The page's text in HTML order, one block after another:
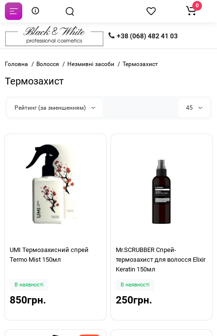
+38 (068) 482 41 03
0
Головна Волосся Незмивні засоби Термозахист
Термозахист
Рейтинг (за зменшенням) 45
UMI Термозахисний спрей
Termo Mist 150мл
В наявності
850грн.
Mr.SCRUBBER Спрей-
термозахист для волосся Elixir
Keratin 150мл
В наявності
250грн.